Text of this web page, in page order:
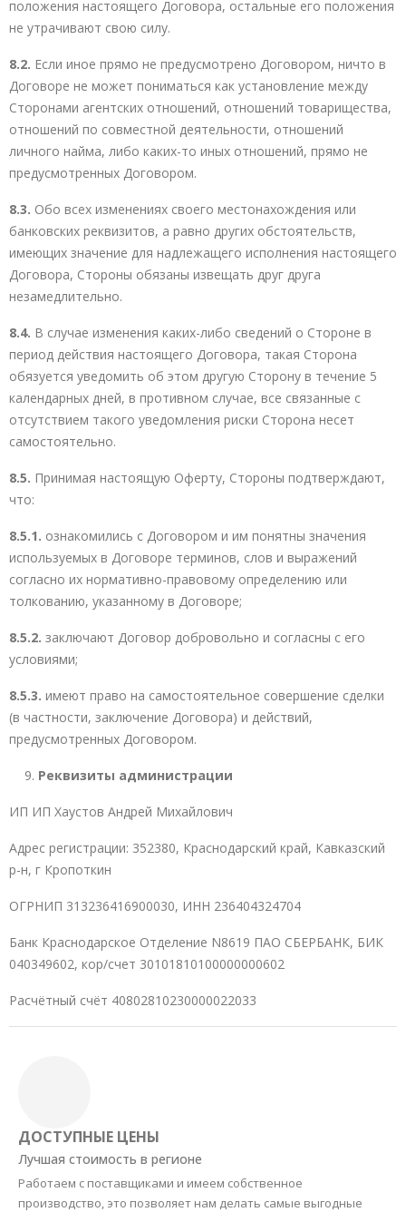
положения настоящего Договора, остальные его положения
не утрачивают свою силу.
8.2. Если иное прямо не предусмотрено Договором, ничто в
Договоре не может пониматься как установление между
Сторонами агентских отношений, отношений товарищества,
отношений по совместной деятельности, отношений
личного найма, либо каких-то иных отношений, прямо не
предусмотренных Договором.
8.3. Обо всех изменениях своего местонахождения или
банковских реквизитов, а равно других обстоятельств,
имеющих значение для надлежащего исполнения настоящего
Договора, Стороны обязаны извещать друг друга
незамедлительно.
8.4. В случае изменения каких-либо сведений о Стороне в
период действия настоящего Договора, такая Сторона
обязуется уведомить об этом другую Сторону в течение 5
календарных дней, в противном случае, все связанные с
отсутствием такого уведомления риски Сторона несет
самостоятельно.
8.5. Принимая настоящую Оферту, Стороны подтверждают,
что:
8.5.1. ознакомились с Договором и им понятны значения
используемых в Договоре терминов, слов и выражений
согласно их нормативно-правовому определению или
толкованию, указанному в Договоре;
8.5.2. заключают Договор добровольно и согласны с его
условиями;
8.5.3. имеют право на самостоятельное совершение сделки
(в частности, заключение Договора) и действий,
предусмотренных Договором.
Реквизиты администрации
ИП ИП Хаустов Андрей Михайлович
Адрес регистрации: 352380, Краснодарский край, Кавказский
р-н, г Кропоткин
ОГРНИП 313236416900030, ИНН 236404324704
Банк Краснодарское Отделение N8619 ПАО СБЕРБАНК, БИК
040349602, кор/счет 30101810100000000602
Расчётный счёт 40802810230000022033
ДОСТУПНЫЕ ЦЕНЫ
Лучшая стоимость в регионе
Работаем с поставщиками и имеем собственное
производство, это позволяет нам делать самые выгодные